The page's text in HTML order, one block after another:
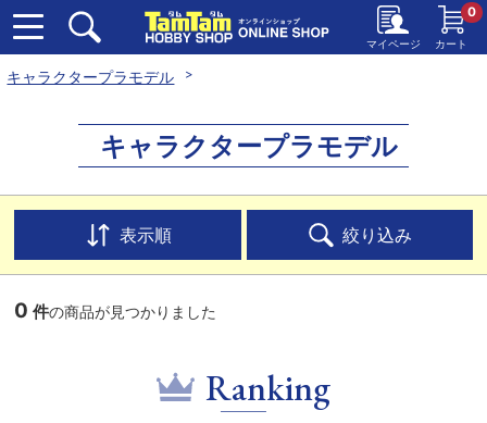
マイページ カート
0
キャラクタープラモデル
キャラクタープラモデル
表示順 絞り込み
0 件の商品が見つかりました
Ranking